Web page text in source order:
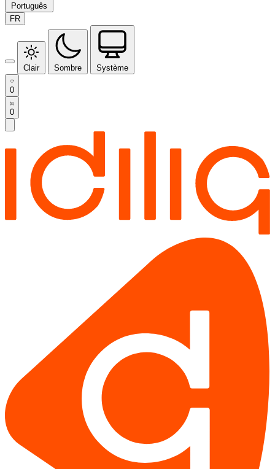
Português
FR
Clair Sombre Système
0
0